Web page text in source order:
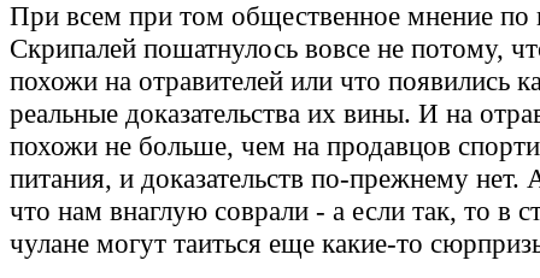
При всем при том общественное мнение по
Скрипалей пошатнулось вовсе не потому,
похожи на отравителей или что появились
реальные доказательства их вины. И на
похожи не больше, чем на продавцов
питания, и доказательств по-прежнему нет.
что нам внаглую соврали - а если так, то в
чулане могут таиться еще какие-то